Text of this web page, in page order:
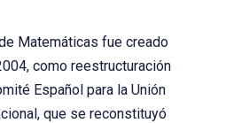
Matemáticas fue creado
como reestructuración
Español para la Unión
que se reconstituyó